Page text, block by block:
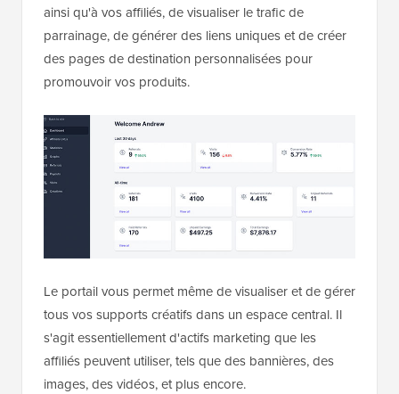
ainsi qu'à vos affiliés, de visualiser le trafic de
parrainage, de générer des liens uniques et de créer
des pages de destination personnalisées pour
promouvoir vos produits.
Le portail vous permet même de visualiser et de gérer
tous vos supports créatifs dans un espace central. Il
s'agit essentiellement d'actifs marketing que les
affiliés peuvent utiliser, tels que des bannières, des
images, des vidéos, et plus encore.